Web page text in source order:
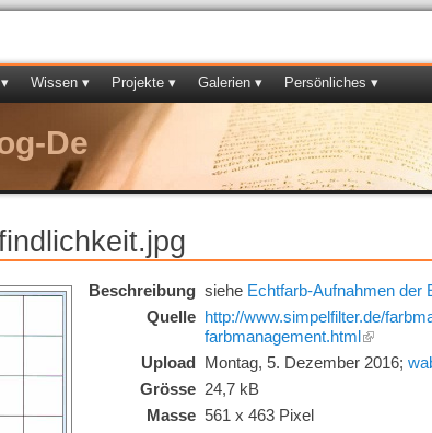
Wissen ▾ Projekte ▾ Galerien ▾ Persönliches ▾
De
Beschreibung siehe Echtfarb-Aufnahmen der
Quelle http://www.simpelfilter.de/
farbmanagement.html
Upload Montag, 5. Dezember 2016;
Grösse 24,7kB
Masse 561 x 463Pixel